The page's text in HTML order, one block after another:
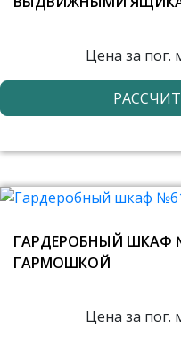
Цена за пог.
ГАРДЕРОБНЫЙ ШКАФ
ГАРМОШКОЙ
Цена за пог.